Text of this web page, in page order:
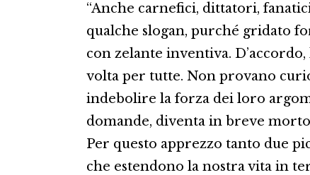
“Anche carnefici, dittatori,
qualche slogan, purché gridato
con zelante inventiva.
volta per tutte. Non provano
indebolire la forza dei loro
domande, diventa in breve
Per questo apprezzo tanto due
che estendono la nostra vita in